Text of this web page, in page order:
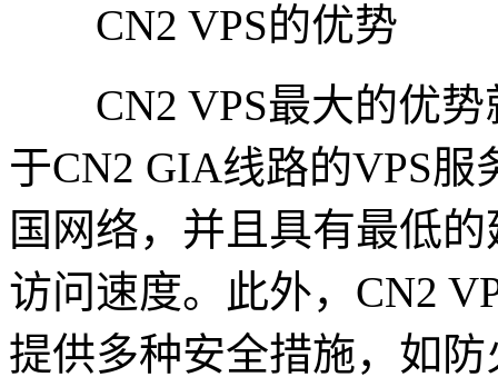
CN2 VPS的优势
CN2 VPS最大的优势
于CN2 GIA线路的VPS
国网络，并且具有最低
访问速度。此外，CN2
提供多种安全措施，如